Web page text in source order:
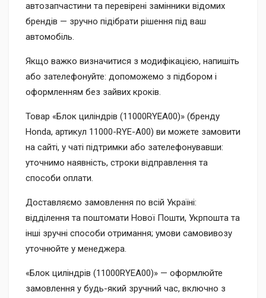
автозапчастини та перевірені замінники відомих
брендів — зручно підібрати рішення під ваш
автомобіль.
Якщо важко визначитися з модифікацією, напишіть
або зателефонуйте: допоможемо з підбором і
оформленням без зайвих кроків.
Товар «Блок циліндрів (11000RYEA00)» (бренду
Honda, артикул 11000-RYE-A00) ви можете замовити
на сайті, у чаті підтримки або зателефонувавши:
уточнимо наявність, строки відправлення та
способи оплати.
Доставляємо замовлення по всій Україні:
відділення та поштомати Нової Пошти, Укрпошта та
інші зручні способи отримання; умови самовивозу
уточнюйте у менеджера.
«Блок циліндрів (11000RYEA00)» — оформлюйте
замовлення у будь-який зручний час, включно з